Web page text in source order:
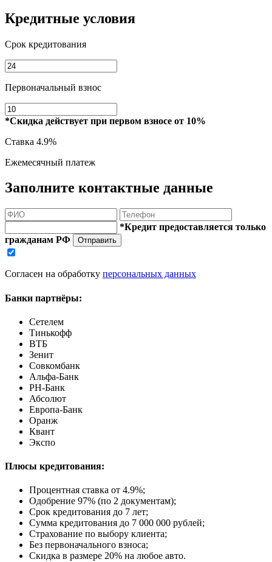
Кредитные условия
Срок кредитования
Первоначальный взнос
*Скидка действует при первом взносе от 10%
Ставка 4.9%
Ежемесячный платеж
Заполните контактные данные
*Кредит предоставляется только
гражданам РФ
Отправить
Согласен на обработку персональных данных
Банки партнёры:
Сетелем
Тинькофф
ВТБ
Зенит
Совкомбанк
Альфа-Банк
РН-Банк
Абсолют
Европа-Банк
Оранж
Квант
Экспо
Плюсы кредитования:
Процентная ставка от 4.9%;
Одобрение 97% (по 2 документам);
Срок кредитования до 7 лет;
Сумма кредитования до 7 000 000 рублей;
Страхование по выбору клиента;
Без первоначального взноса;
Скидка в размере 20% на любое авто.